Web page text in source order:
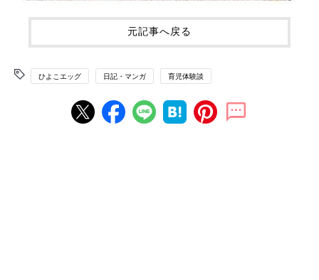
元記事へ戻る
ひよこエッグ 日記・マンガ 育児体験談